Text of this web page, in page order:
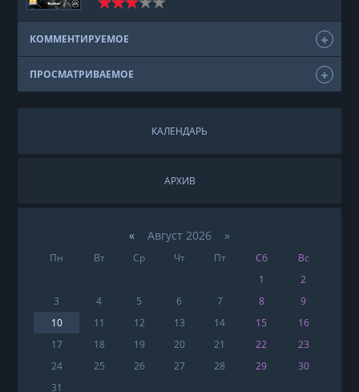
КОММЕНТИРУЕМОЕ
ПРОСМАТРИВАЕМОЕ
КАЛЕНДАРЬ
АРХИВ
«Август 2026 »
Пн Вт Ср Чт Пт Сб
Вс
1
2
3
4 5 6 7 8
9
10
11 12 13 14 15
16
17
18 19 20 21 22
23
24
25 26 27 28 29
30
31